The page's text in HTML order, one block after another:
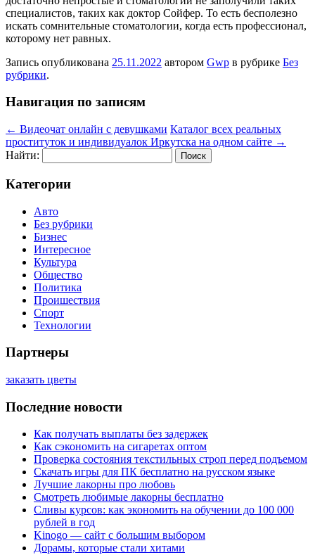
специалистов, таких как доктор Сойфер. То есть бесполезно
искать сомнительные стоматологии, когда есть профессионал,
которому нет равных.
Запись опубликована 25.11.2022 автором Gwp в рубрике Без
рубрики.
Навигация по записям
← Видеочат онлайн с девушками Каталог всех реальных
проституток и индивидуалок Иркутска на одном сайте →
Найти:
Категории
Авто
Без рубрики
Бизнес
Интересное
Культура
Общество
Политика
Проишествия
Спорт
Технологии
Партнеры
заказать цветы
Последние новости
Как получать выплаты без задержек
Как сэкономить на сигаретах оптом
Проверка состояния текстильных строп перед подъемом
Скачать игры для ПК бесплатно на русском языке
Лучшие лакорны про любовь
Смотреть любимые лакорны бесплатно
Сливы курсов: как экономить на обучении до 100 000
рублей в год
Kinogo — сайт с большим выбором
Дорамы, которые стали хитами